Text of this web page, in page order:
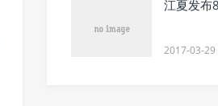
江夏发布
2017-03-29